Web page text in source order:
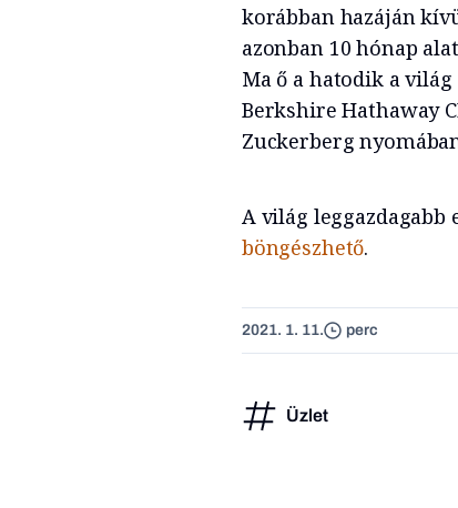
korábban hazáján
azonban 10 hónap
Ma ő a hatodik a
Berkshire Hathaway
Zuckerberg
A világ
böngészhető.
2021. 1. 11. perc
Üzlet